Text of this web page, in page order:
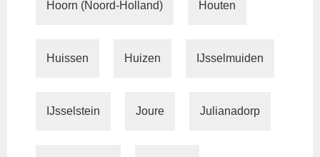
Hoorn (Noord-Holland) Houten
Huissen Huizen IJsselmuiden
IJsselstein Joure Julianadorp